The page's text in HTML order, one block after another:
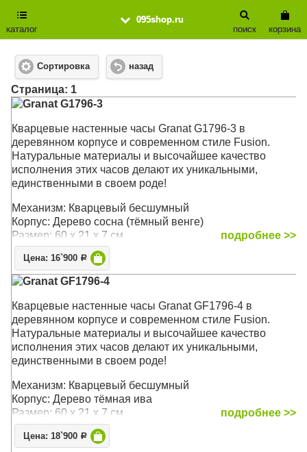
095shop.ru
каталог
корзина
поиск
Сортировка назад
Cтраница: 1
Granat G1796-3
Кварцевые настенные часы Granat G1796-3 в
деревянном корпусе и современном стиле Fusion.
Натуральные материалы и высочайшее качество
исполнения этих часов делают их уникальными,
единственными в своем роде!
Механизм: Кварцевый бесшумный
Корпус: Дерево сосна (тёмный венге)
Размер: 60 х 21 х 7 см
подробнее >>
Цена: 16`900 Р
Granat GF1796-4
Кварцевые настенные часы Granat GF1796-4 в
деревянном корпусе и современном стиле Fusion.
Натуральные материалы и высочайшее качество
исполнения этих часов делают их уникальными,
единственными в своем роде!
Механизм: Кварцевый бесшумный
Корпус: Дерево тёмная ива
Размер: 60 х 21 х 7 см
подробнее >>
Цена: 18`900 Р